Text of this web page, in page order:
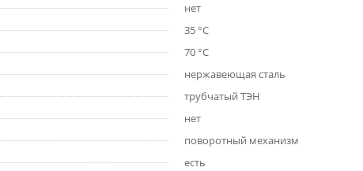
нет
35 °C
70 °C
нержавеющая сталь
трубчатый ТЭН
нет
поворотный механизм
есть